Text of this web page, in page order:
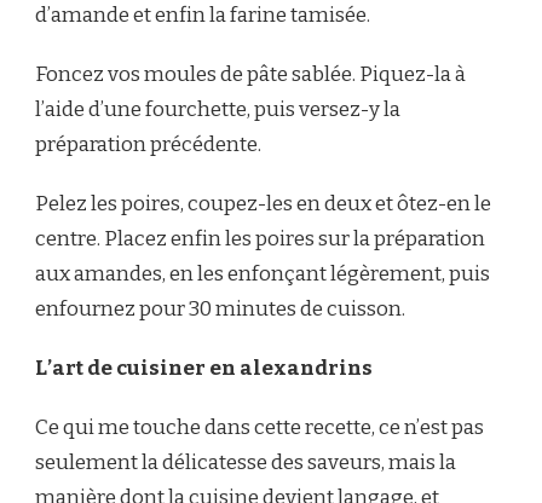
d’amande et enfin la farine tamisée.
Foncez vos moules de pâte sablée. Piquez-la à
l’aide d’une fourchette, puis versez-y la
préparation précédente.
Pelez les poires, coupez-les en deux et ôtez-en le
centre. Placez enfin les poires sur la préparation
aux amandes, en les enfonçant légèrement, puis
enfournez pour 30 minutes de cuisson.
L’art de cuisiner en alexandrins
Ce qui me touche dans cette recette, ce n’est pas
seulement la délicatesse des saveurs, mais la
manière dont la cuisine devient langage, et